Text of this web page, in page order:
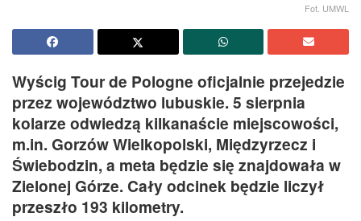
Fot. UMWL
Wyścig Tour de Pologne oficjalnie przejedzie
przez województwo lubuskie. 5 sierpnia
kolarze odwiedzą kilkanaście miejscowości,
m.in. Gorzów Wielkopolski, Międzyrzecz i
Świebodzin, a meta będzie się znajdowała w
Zielonej Górze. Cały odcinek będzie liczył
przeszło 193 kilometry.